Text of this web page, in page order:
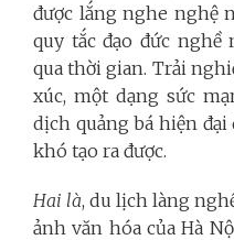
được lắng nghe nghệ
quy tắc đạo đức nghề
qua thời gian. Trải
xúc, một dạng sức
dịch quảng bá hiện
khó tạo ra được.
Hai là, du lịch làng
ảnh văn hóa của Hà